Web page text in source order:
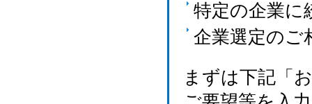
特定の企業に
企業選定のご
まずは下記「